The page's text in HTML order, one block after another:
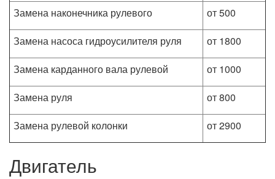
Замена наконечника рулевого
от 500
Замена насоса гидроусилителя руля
от 1800
Замена карданного вала рулевой
от 1000
Замена руля
от 800
Замена рулевой колонки
от 2900
Двигатель